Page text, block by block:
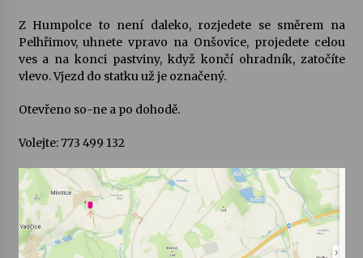
Pozvánka na integrační festival Quijotova
šedesátka: 28. 7.–1. 8. 2026
28. 7. 2026
Letní koncerty ve Stromovce: Kolchoz a
28. 7. 2026
Votavžatský ploty
23. 7. 2026
Z Humpolce to není daleko, rozjedete se směrem na
Pelhřimov, uhnete vpravo na Onšovice, projedete celou
ves a na konci pastviny, když končí ohradník, zatočíte
vlevo. Vjezd do statku už je označený.
Otevřeno so-ne a po dohodě.
Volejte: 773 499 132